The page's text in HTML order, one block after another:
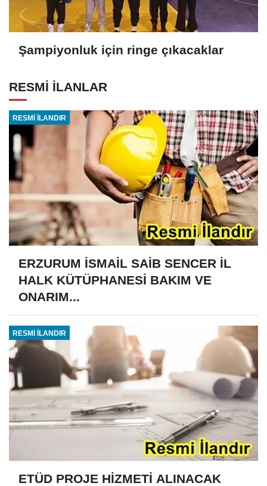
Şampiyonluk için ringe çıkacaklar
RESMİ İLANLAR
RESMİ İLANDIR
ERZURUM İSMAİL SAİB SENCER İL
HALK KÜTÜPHANESİ BAKIM VE
ONARIM...
RESMİ İLANDIR
ETÜD PROJE HİZMETİ ALINACAK